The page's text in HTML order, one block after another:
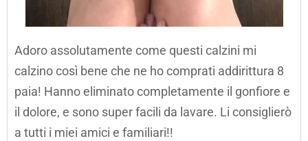
Adoro assolutamente come questi calzini mi
calzino così bene che ne ho comprati addirittura 8
paia! Hanno eliminato completamente il gonfiore e
il dolore, e sono super facili da lavare. Li consiglierò
a tutti i miei amici e familiari!!